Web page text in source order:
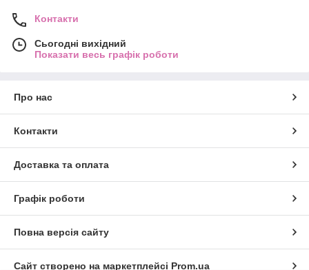
Контакти
Сьогодні вихідний
Показати весь графік роботи
Про нас
Контакти
Доставка та оплата
Графік роботи
Повна версія сайту
Сайт створено на маркетплейсі Prom.ua